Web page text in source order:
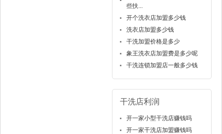
些扶...
开个洗衣店加盟多少钱
洗衣店加盟多少钱
干洗加盟价格是多少
象王洗衣店加盟费是多少呢
干洗连锁加盟店一般多少钱
干洗店利润
开一家小型干洗店赚钱吗
开一家干洗店加盟赚钱吗